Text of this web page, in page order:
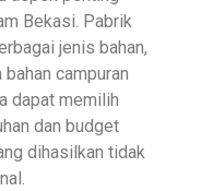
Bekasi. Pabrik
jenis bahan,
campuran
dapat memilih
dan budget
dihasilkan tidak